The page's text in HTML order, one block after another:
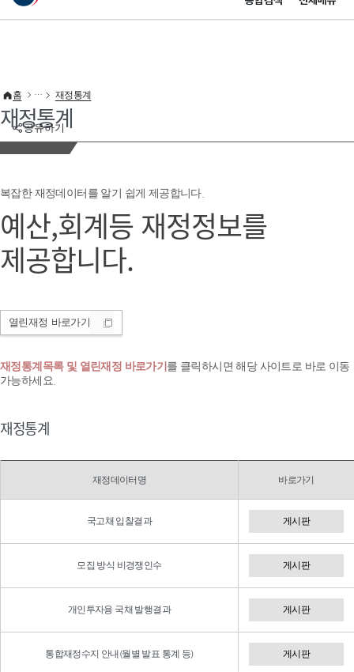
이 누리집은 대한민국 공식 전자정부 누리집입니다.
공유하기
홈 재정통계
재정통계
복잡한 재정데이터를 알기 쉽게 제공합니다.
예산,회계등 재정정보를
제공합니다.
열린재정 바로가기
재정통계목록 및 열린재정 바로가기 를 클릭하시면 해당 사이트로 바로 이동
가능하세요.
재정통계
재정데이터명 바로가기
국고채 입찰결과 게시판
모집 방식 비경쟁인수 게시판
개인투자용 국채 발행결과 게시판
통합재정수지 안내(월별 발표 통계 등) 게시판